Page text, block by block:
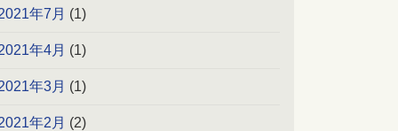
年7月 (1)
年4月 (1)
年3月 (1)
年2月 (2)